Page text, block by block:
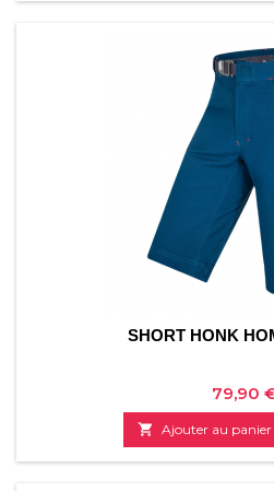
SHORT HONK
Prix
79,90
 Ajouter au panier